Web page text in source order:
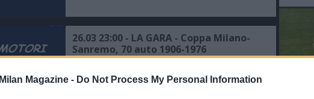
Milan Magazine - Do Not Process My Personal Information
26.03 23:00 - LA GARA - Coppa Milano-
Sanremo, 70 auto 1906-1976